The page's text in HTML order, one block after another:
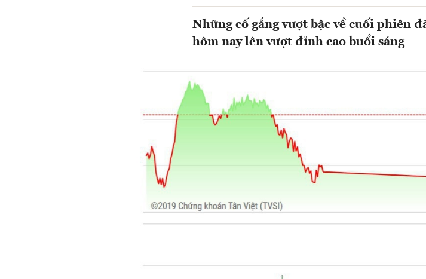
Những cố gắng vượt bậc về cuối phiên
hôm nay lên vượt đỉnh cao buổi sáng